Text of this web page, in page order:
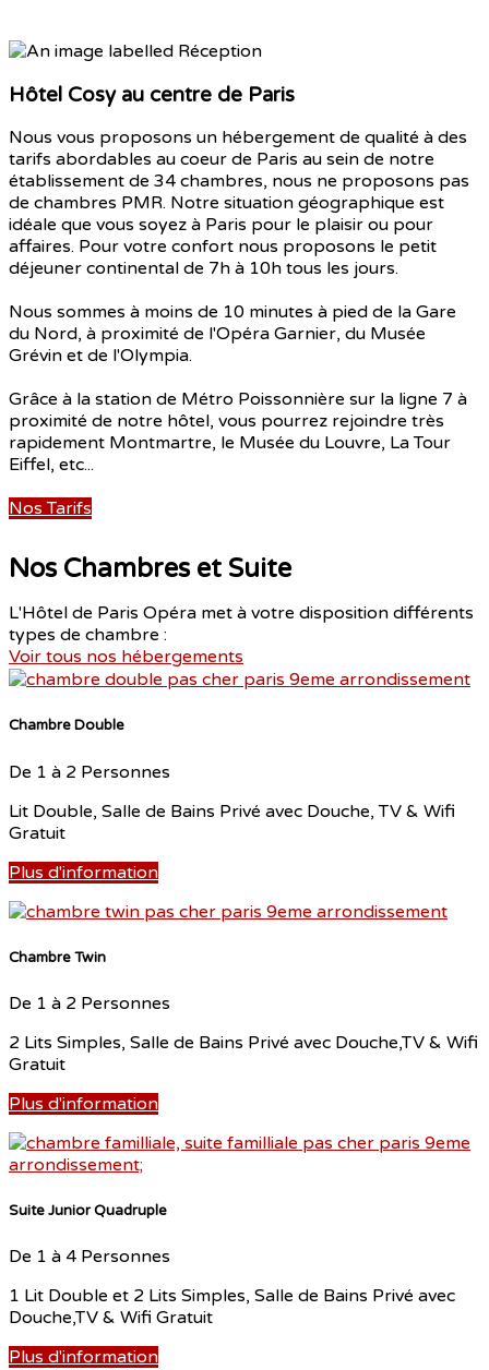
Hôtel Cosy au centre de Paris
Nous vous proposons un hébergement de qualité à des
tarifs abordables au coeur de Paris au sein de notre
établissement de 34 chambres, nous ne proposons pas
de chambres PMR. Notre situation géographique est
idéale que vous soyez à Paris pour le plaisir ou pour
affaires. Pour votre confort nous proposons le petit
déjeuner continental de 7h à 10h tous les jours.
Nous sommes à moins de 10 minutes à pied de la Gare
du Nord, à proximité de l'Opéra Garnier, du Musée
Grévin et de l'Olympia.
Grâce à la station de Métro Poissonnière sur la ligne 7 à
proximité de notre hôtel, vous pourrez rejoindre très
rapidement Montmartre, le Musée du Louvre, La Tour
Eiffel, etc...
Nos Tarifs
Nos Chambres et Suite
L'Hôtel de Paris Opéra met à votre disposition différents
types de chambre :
Voir tous nos hébergements
Chambre Double
De 1 à 2 Personnes
Lit Double, Salle de Bains Privé avec Douche, TV & Wifi
Gratuit
Plus d'information
Chambre Twin
De 1 à 2 Personnes
2 Lits Simples, Salle de Bains Privé avec Douche,TV & Wifi
Gratuit
Plus d'information
Suite Junior Quadruple
De 1 à 4 Personnes
1 Lit Double et 2 Lits Simples, Salle de Bains Privé avec
Douche,TV & Wifi Gratuit
Plus d'information